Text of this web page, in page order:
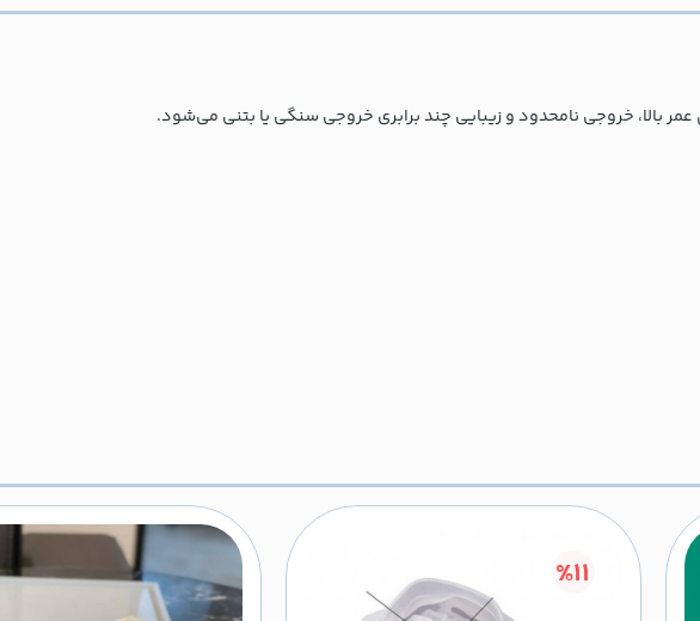
بالا، خروجی نامحدود و زیبایی چند برابری خروجی سنگی یا بتنی می‌شود.
%11